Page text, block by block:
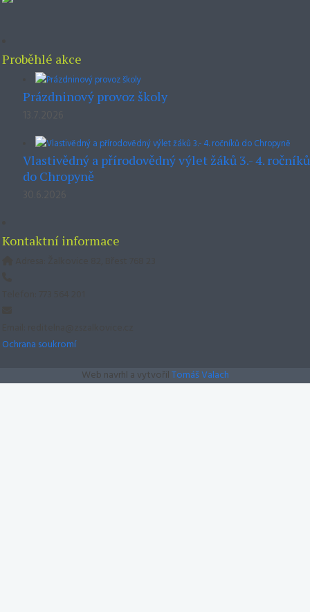
Proběhlé akce
Prázdninový provoz školy
13.7.2026
Vlastivědný a přírodovědný výlet žáků 3.- 4. ročníků
do Chropyně
30.6.2026
Kontaktní informace
Ochrana soukromí
Web navrhl a vytvořilTomáš Valach